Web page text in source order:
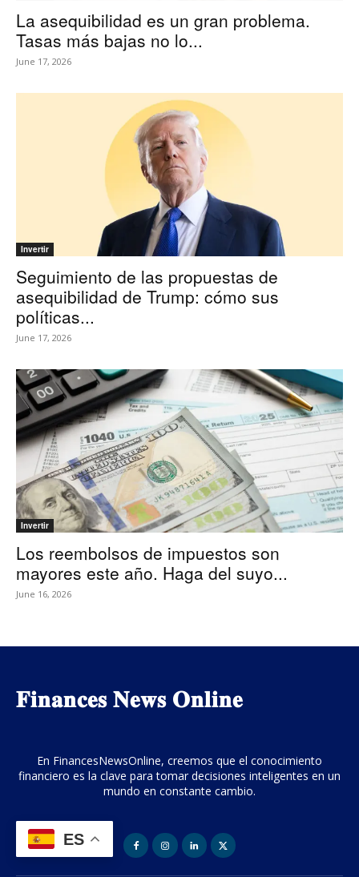
La asequibilidad es un gran problema.
Tasas más bajas no lo...
June 17, 2026
Invertir
Seguimiento de las propuestas de
asequibilidad de Trump: cómo sus
políticas...
June 17, 2026
Invertir
Los reembolsos de impuestos son
mayores este año. Haga del suyo...
June 16, 2026
𝐅𝐢𝐧𝐚𝐧𝐜𝐞𝐬 𝐍𝐞𝐰𝐬 𝐎𝐧𝐥𝐢𝐧𝐞
En FinancesNewsOnline, creemos que el conocimiento
financiero es la clave para tomar decisiones inteligentes en un
mundo en constante cambio.
ES